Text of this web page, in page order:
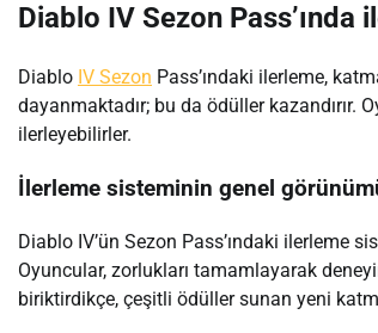
Diablo IV Sezon Pass’ında
Diablo IV Sezon Pass’ındaki ilerleme,
dayanmaktadır; bu da ödüller kazandırır.
ilerleyebilirler.
İlerleme sisteminin genel
Diablo IV’ün Sezon Pass’ındaki ilerleme
Oyuncular, zorlukları tamamlayarak
biriktirdikçe, çeşitli ödüller sunan yeni